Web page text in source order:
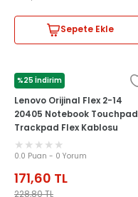
Sepete Ekle
%25 İndirim
LENOVO
Lenovo Orijinal Flex 2-14
20405 Notebook Touchpad
Trackpad Flex Kablosu
0.0 Puan - 0 Yorum
171,60 TL
228,80TL